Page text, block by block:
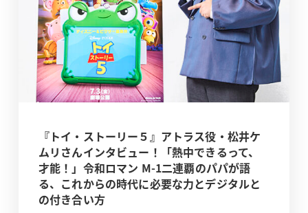
『トイ・ストーリー５』アトラス役・松井ケ
ムリさんインタビュー！「熱中できるって、
才能！」令和ロマン M-1二連覇のパパが語
る、これからの時代に必要な力とデジタルと
の付き合い方